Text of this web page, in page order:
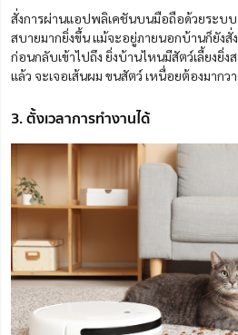
สั่งการผ่านแอปพลิเคชันบนมือถือด้วยระบบ
สบายมากยิ่งขึ้น แม้จะอยู่ภายนอกบ้านก็ยังสั่
ก่อนกลับเข้าไปถึง ยิ่งบ้านไหนมีสัตว์เลี้ยงยิ่ง
แล้ว จะเจอเส้นผม ขนสัตว์ เหนื่อยต้องมากว
3. ตั้งเวลาการทำงานได้